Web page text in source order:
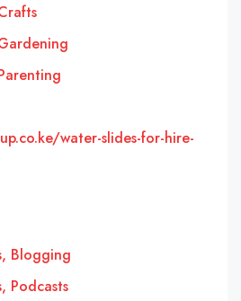
water-slides-for-hire-
Blogging
Podcasts